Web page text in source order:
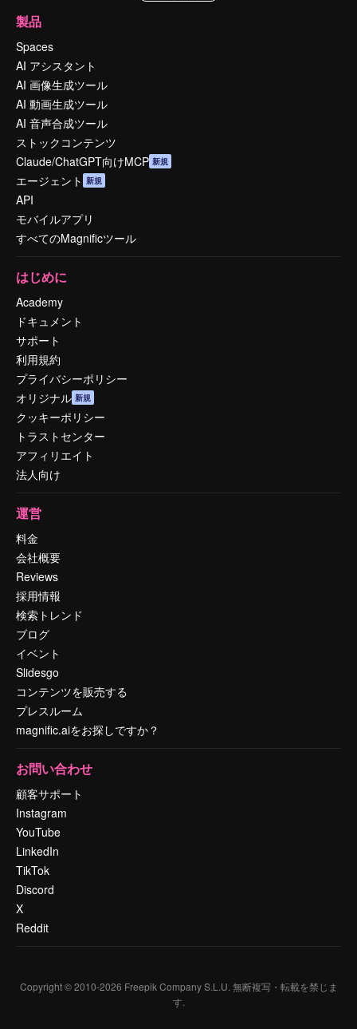
製品
Spaces
AI アシスタント
AI 画像生成ツール
AI 動画生成ツール
AI 音声合成ツール
ストックコンテンツ
Claude/ChatGPT向けMCP 新規
エージェント 新規
API
モバイルアプリ
すべてのMagnificツール
はじめに
Academy
ドキュメント
サポート
利用規約
プライバシーポリシー
オリジナル 新規
クッキーポリシー
トラストセンター
アフィリエイト
法人向け
運営
料金
会社概要
Reviews
採用情報
検索トレンド
ブログ
イベント
Slidesgo
コンテンツを販売する
プレスルーム
magnific.aiをお探しですか？
お問い合わせ
顧客サポート
Instagram
YouTube
LinkedIn
TikTok
Discord
X
Reddit
Copyright © 2010-2026 Freepik Company S.L.U. 無断複写・転載を禁じま
す.